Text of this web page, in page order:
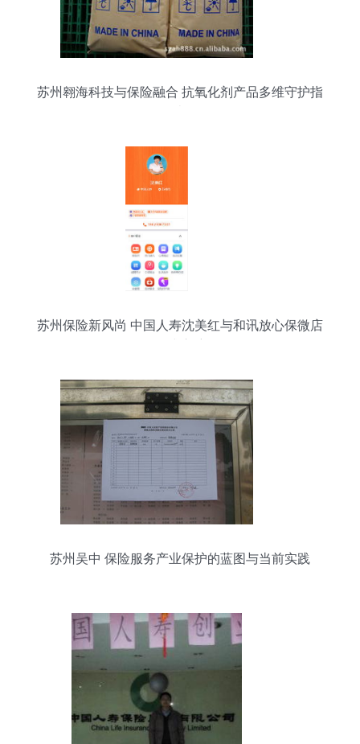
苏州翱海科技与保险融合 抗氧化剂产品多维守护指
苏州保险新风尚 中国人寿沈美红与和讯放心保微店
苏州吴中 保险服务产业保护的蓝图与当前实践